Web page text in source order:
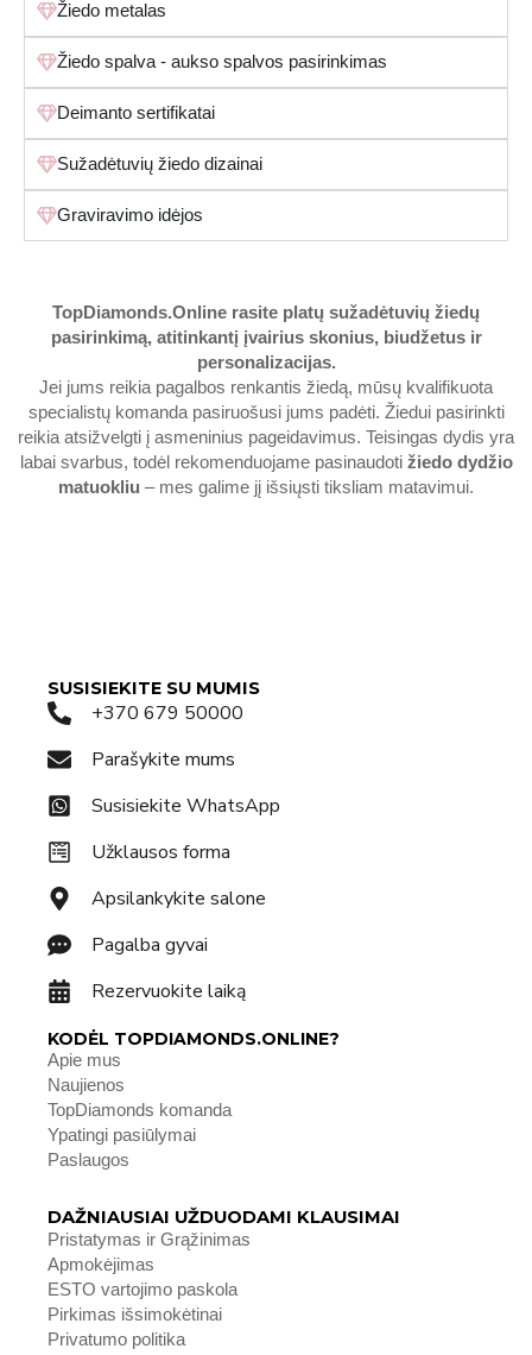
Žiedo metalas
Žiedo spalva - aukso spalvos pasirinkimas
Deimanto sertifikatai
Sužadėtuvių žiedo dizainai
Graviravimo idėjos
TopDiamonds.Online rasite platų sužadėtuvių žiedų
pasirinkimą, atitinkantį įvairius skonius, biudžetus ir
personalizacijas.
Jei jums reikia pagalbos renkantis žiedą, mūsų kvalifikuota
specialistų komanda pasiruošusi jums padėti. Žiedui pasirinkti
reikia atsižvelgti į asmeninius pageidavimus. Teisingas dydis yra
labai svarbus, todėl rekomenduojame pasinaudoti žiedo dydžio
matuokliu – mes galime jį išsiųsti tiksliam matavimui.
SUSISIEKITE SU MUMIS
+370 679 50000
Parašykite mums
Susisiekite WhatsApp
Užklausos forma
Apsilankykite salone
Pagalba gyvai
Rezervuokite laiką
KODĖL TOPDIAMONDS.ONLINE?
Apie mus
Naujienos
TopDiamonds komanda
Ypatingi pasiūlymai
Paslaugos
DAŽNIAUSIAI UŽDUODAMI KLAUSIMAI
Pristatymas ir Grąžinimas
Apmokėjimas
ESTO vartojimo paskola
Pirkimas išsimokėtinai
Privatumo politika